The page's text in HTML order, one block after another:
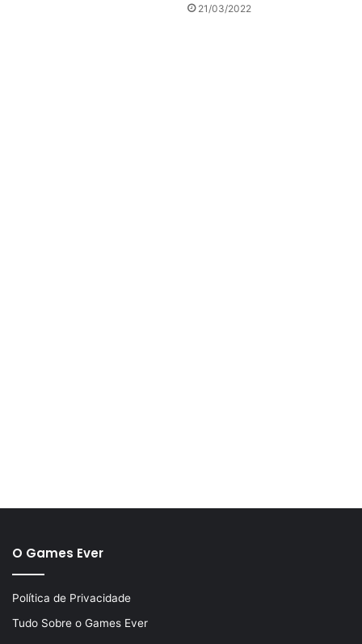
21/03/2022
O Games Ever
Política de Privacidade
Tudo Sobre o Games Ever